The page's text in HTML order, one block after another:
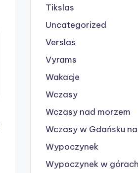
Tikslas
Uncategorized
Verslas
Vyrams
Wakacje
Wczasy
Wczasy nad morzem
Wczasy w Gdańsku
Wypoczynek
Wypoczynek w górach